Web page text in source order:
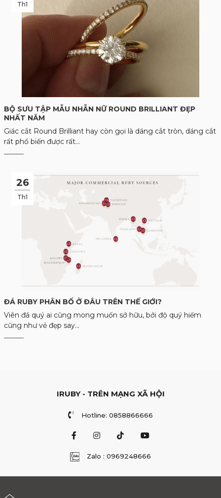
Th1
BỘ SƯU TẬP MẪU NHẪN NỮ ROUND BRILLIANT ĐẸP
NHẤT NĂM
Giác cắt Round Brilliant hay còn gọi là dáng cắt tròn, dáng cắt
rất phổ biến được rất...
26
Th1
ĐÁ RUBY PHÂN BỐ Ở ĐÂU TRÊN THẾ GIỚI?
Viên đá quý ai cũng mong muốn sở hữu, bởi độ quý hiếm
cũng như vẻ đẹp say...
IRUBY - TRÊN MẠNG XÃ HỘI
Hotline: 0858866666
Zalo : 0969248666